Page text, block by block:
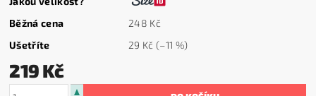
Běžná cena
248 Kč
Ušetříte
29 Kč(–11 %)
219 Kč